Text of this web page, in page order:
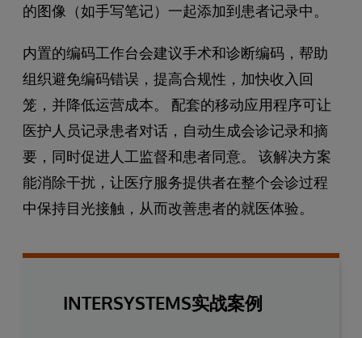
的图像（如手写笔记）一起添加到患者记录中。
内置的编码工作台会建议手术和诊断编码，帮助
组织避免编码错误，提高合规性，加快收入回
笼，并降低运营成本。 配套的移动应用程序可让
医护人员记录患者对话，自动生成会诊记录和摘
要，同时促进人工监督和患者同意。 该解决方案
能消除干扰，让医疗服务提供者在整个会诊过程
中保持目光接触，从而改善患者的就医体验。
INTERSYSTEMS实战案例